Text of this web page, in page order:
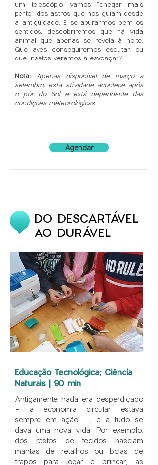
um telescópio, vamos “chegar mais
perto” dos astros que nos guiam desde
a antiguidade. E se apurarmos bem os
sentidos, descobriremos que há vida
animal que apenas se revela à noite.
Que aves conseguiremos escutar ou
que insetos veremos a esvoaçar?
Nota: Apenas disponível de março a
setembro, esta atividade acontece após
o pôr do Sol e está dependente das
condições meteorológicas
Agendar
DO DESCARTÁVEL
AO DURÁVEL
Educação Tecnológica; Ciência
Naturais | 90 min
Antigamente nada era desperdiçado
- a economia circular estava
sempre em ação! -, e a tudo se
dava uma nova vida. Por exemplo,
dos restos de tecidos nasciam
mantas de retalhos ou bolas de
trapos para jogar e brincar, as